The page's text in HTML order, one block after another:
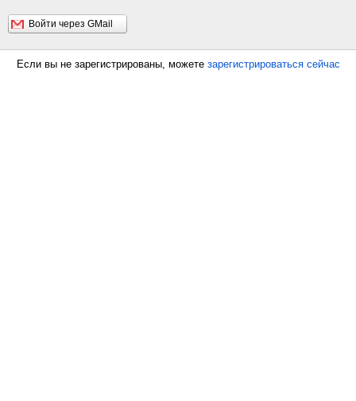
Войти через GMail
Если вы не зарегистрированы, можете зарегистрироваться сейчас